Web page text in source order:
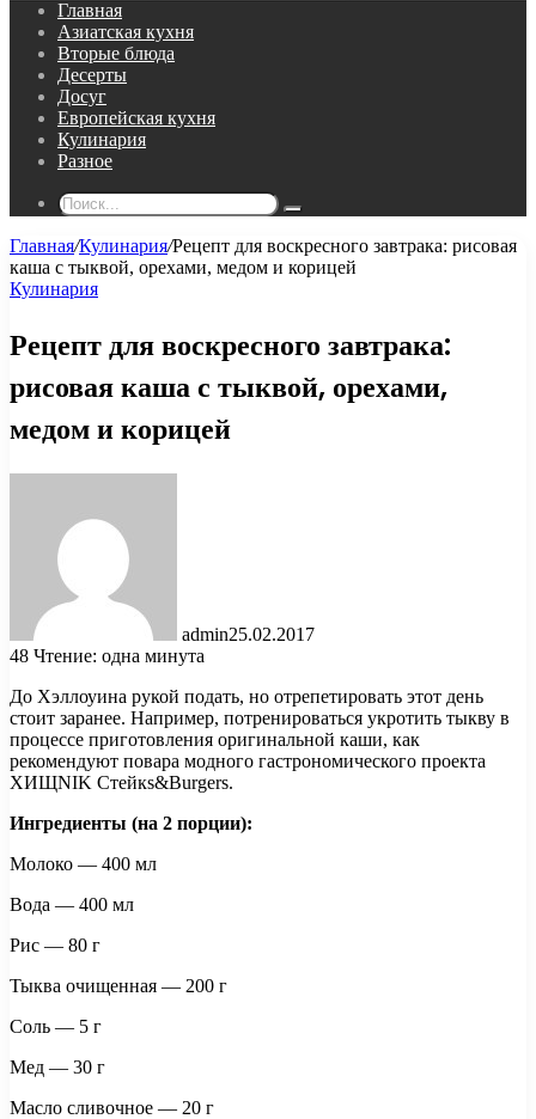
Главная
Азиатская кухня
Вторые блюда
Десерты
Досуг
Европейская кухня
Кулинария
Разное
Поиск...
Главная/Кулинария/Рецепт для воскресного завтрака: рисовая
каша с тыквой, орехами, медом и корицей
Кулинария
Рецепт для воскресного завтрака:
рисовая каша с тыквой, орехами,
медом и корицей
admin25.02.2017
48 Чтение: одна минута
До Хэллоуина рукой подать, но отрепетировать этот день
стоит заранее. Например, потренироваться укротить тыкву в
процессе приготовления оригинальной каши, как
рекомендуют повара модного гастрономического проекта
ХИЩNIK Стейкs&Burgers.
Ингредиенты (на 2 порции):
Молоко — 400 мл
Вода — 400 мл
Рис — 80 г
Тыква очищенная — 200 г
Соль — 5 г
Мед — 30 г
Масло сливочное — 20 г